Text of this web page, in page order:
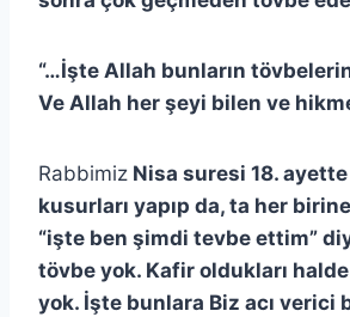
“…İşte Allah bunların
Ve Allah her şeyi bilen ve
Rabbimiz Nisa suresi 18. ayette
kusurları yapıp da, ta her
“işte ben şimdi tevbe ettim”
tövbe yok. Kafir oldukları
yok. İşte bunlara Biz acı verici